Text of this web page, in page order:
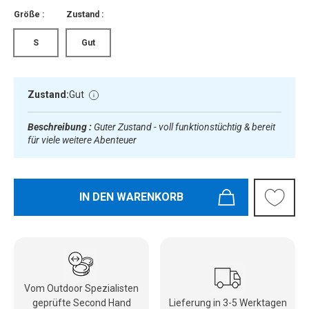
Größe :
S
Zustand :
Gut
Zustand:Gut
Beschreibung : Guter Zustand - voll funktionstüchtig & bereit
für viele weitere Abenteuer
IN DEN WARENKORB
Vom Outdoor Spezialisten
geprüfte Second Hand
Lieferung in 3-5 Werktagen